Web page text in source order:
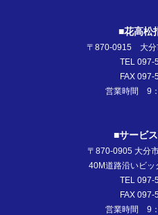
■花高松
〒870-0915 大分
TEL 097-
FAX
営業時間 9
■サービ
〒870-0905 大分
40M道路沿いビッ
TEL 097-
FAX
営業時間 9